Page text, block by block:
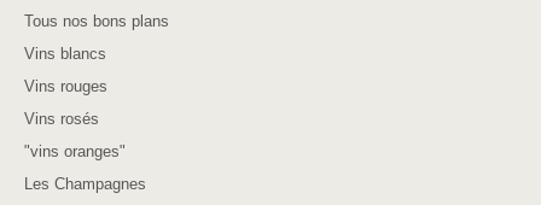
Tous nos bons plans
Vins blancs
Vins rouges
Vins rosés
"vins oranges"
Les Champagnes